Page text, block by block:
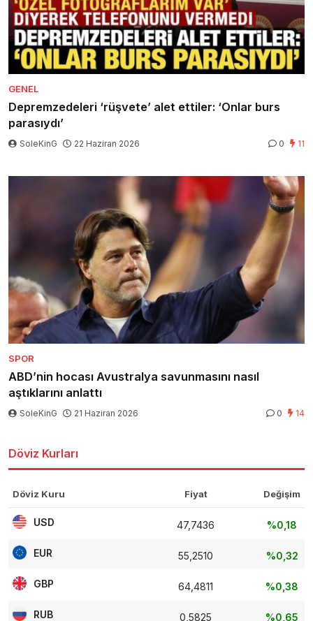
GENEL
Depremzedeleri ‘rüşvete’ alet ettiler: ‘Onlar burs
parasıydı’
SoleKinG 22 Haziran 2026 0 11
SPOR
ABD’nin hocası Avustralya savunmasını nasıl
aştıklarını anlattı
SoleKinG 21 Haziran 2026 0 14
Döviz Kurları
Döviz Kuru Fiyat Değişim
USD 47,7436 %0,18
EUR 55,2510 %0,32
GBP 64,4811 %0,38
RUB 0,5825 %0,65